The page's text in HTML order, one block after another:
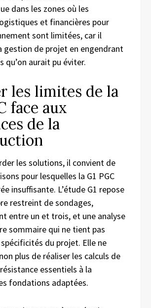
dans les zones où les
et financières pour
sont limitées, car il
gestion de projet en engendrant
qu’on aurait pu éviter.
les limites de la
face aux
de la
les solutions, il convient de
pour lesquelles la G1 PGC
insuffisante. L’étude G1 repose
restreint de sondages,
entre un et trois, et une analyse
sommaire qui ne tient pas
du projet. Elle ne
plus de réaliser les calculs de
essentiels à la
fondations adaptées.